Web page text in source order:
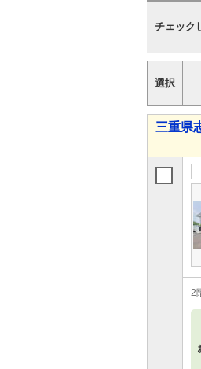
チェック
選択
三重県
2